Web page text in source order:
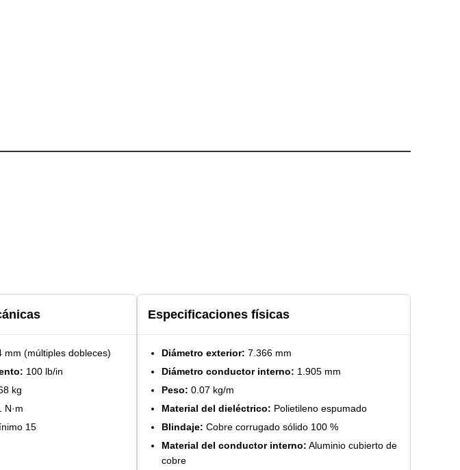
mm (múltiples dobleces)
100 lb/in
kg
N·m
15
Especificaciones físicas
Diámetro exterior: 7.366 mm
Diámetro conductor interno: 1.905 mm
Peso: 0.07 kg/m
Material del dieléctrico: Polietileno espumado
Blindaje: Cobre corrugado sólido 100 %
Material del conductor interno: Aluminio cubierto de
cobre